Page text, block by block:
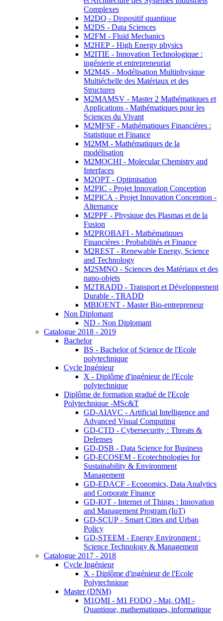
Complexes
M2DQ - Dispositif quantique
M2DS - Data Sciences
M2FM - Fluid Mechanics
M2HEP - High Energy physics
M2ITIE - Innovation Technologique :
ingénierie et entrepreneuriat
M2M4S - Modélisation Multiphysique
Multiéchelle des Matériaux et des
Structures
M2MAMSV - Master 2 Mathématiques et
Applications - Mathématiques pour les
Sciences du Vivant
M2MFSF - Mathématiques Financières :
Statistique et Finance
M2MM - Mathématiques de la
modélisation
M2MOCHI - Molecular Chemistry and
Interfaces
M2OPT - Optimisation
M2PIC - Projet Innovation Conception
M2PICA - Projet Innovation Conception -
Alternance
M2PPF - Physique des Plasmas et de la
Fusion
M2PROBAFI - Mathématiques
Financières : Probabilités et Finance
M2REST - Renewable Energy, Science
and Technology
M2SMNO - Sciences des Matériaux et des
nano-objets
M2TRADD - Transport et Développement
Durable - TRADD
MBIOENT - Master Bio-entrepreneur
Non Diplomant
ND - Non Diplomant
Catalogue 2018 - 2019
Bachelor
BS - Bachelor of Science de l'Ecole
polytechnique
Cycle Ingénieur
X - Diplôme d'ingénieur de l'Ecole
polytechnique
Diplôme de formation gradué de l'Ecole
Polytechnique -MSc&T
GD-AIAVC - Artificial Intelligence and
Advanced Visual Computing
GD-CTD - Cybersecurity : Threats &
Defenses
GD-DSB - Data Science for Business
GD-ECOSEM - Ecotechnologies for
Sustainability & Environment
Management
GD-EDACF - Economics, Data Analytics
and Corporate Finance
GD-IOT - Internet of Things : Innovation
and Management Program (IoT)
GD-SCUP - Smart Cities and Urban
Policy
GD-STEEM - Energy Environment :
Science Technology & Management
Catalogue 2017 - 2018
Cycle Ingénieur
X - Diplôme d'ingénieur de l'Ecole
Polytechnique
Master (DNM)
M1QMI - M1 FODQ - Maj. QMI -
Quantique, mathematiques, informatique